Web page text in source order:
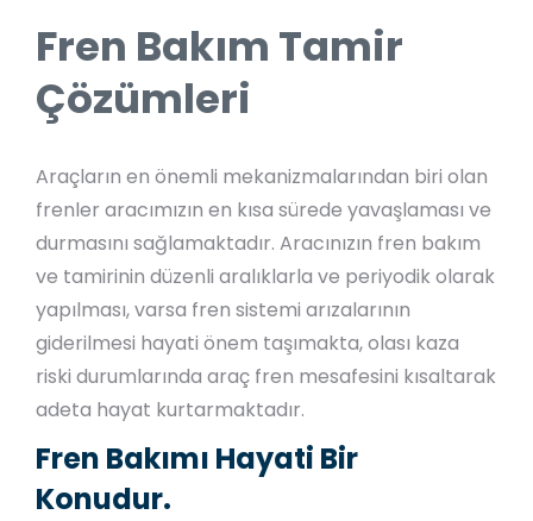
Fren Bakım Tamir
Çözümleri
Araçların en önemli mekanizmalarından biri olan
frenler aracımızın en kısa sürede yavaşlaması ve
durmasını sağlamaktadır. Aracınızın fren bakım
ve tamirinin düzenli aralıklarla ve periyodik olarak
yapılması, varsa fren sistemi arızalarının
giderilmesi hayati önem taşımakta, olası kaza
riski durumlarında araç fren mesafesini kısaltarak
adeta hayat kurtarmaktadır.
Fren Bakımı Hayati Bir
Konudur.